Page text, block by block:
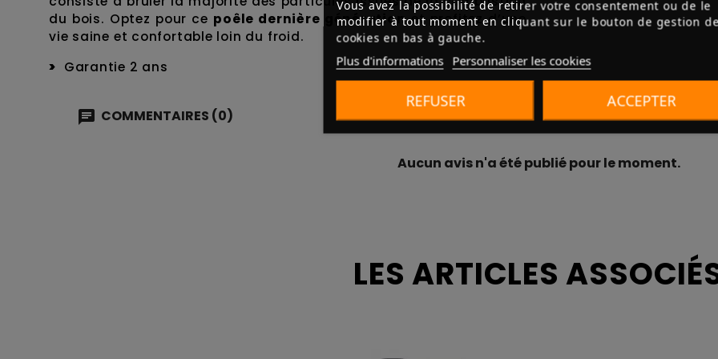
Vous avez la possibilité de retirer votre consentement ou de le
modifier à tout moment en cliquant sur le bouton de gestion
cookies en bas à gauche.
Plus d'informations Personnaliser les cookies
REFUSER ACCEPTER
du bois. Optez pour ce poêle dernière générationet profitez d’une
vie saine et confortable loin du froid.
Garantie 2 ans
Habillage du foyer
Post-combustion
Système vitre propre
Combustion prolongée
Type de chargement
COMMENTAIRES (0)
Aucun avis n'a été publié pour le moment.
LES ARTICLES